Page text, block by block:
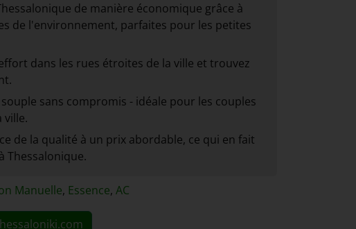
de manière économique grâce à
de l'environnement, parfaites pour les petites
dans les rues étroites de la ville et trouvez
sans compromis - idéale pour les couples
ville.
de la qualité à un prix abordable, ce qui en fait
Thessalonique.
Manuelle, Essence, AC